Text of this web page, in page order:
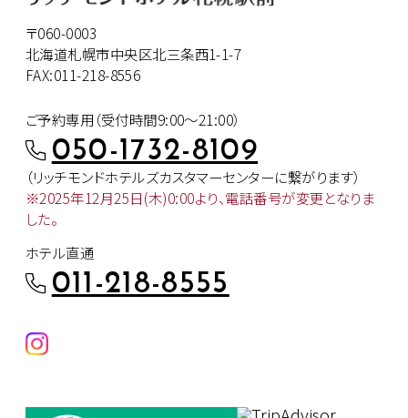
〒060-0003
北海道札幌市中央区北三条西1-1-7
FAX:011-218-8556
ご予約専用（受付時間9:00～21:00）
050-1732-8109
（リッチモンドホテルズカスタマーセンターに繋がります）
※2025年12月25日(木)0:00より、電話番号が変更となりま
した。
ホテル直通
011-218-8555